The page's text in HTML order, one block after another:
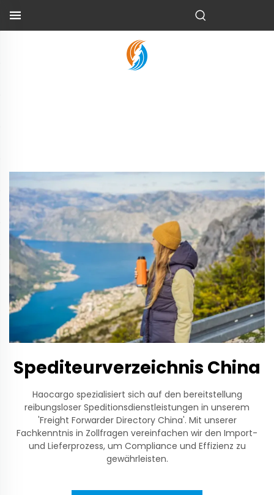
Spediteurverzeichnis China
Haocargo spezialisiert sich auf den bereitstellung
reibungsloser Speditionsdienstleistungen in unserem
'Freight Forwarder Directory China'. Mit unserer
Fachkenntnis in Zollfragen vereinfachen wir den Import-
und Lieferprozess, um Compliance und Effizienz zu
gewährleisten.